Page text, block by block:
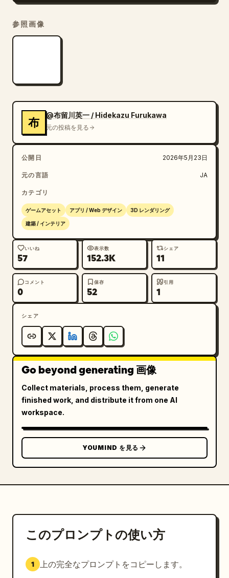
参照画像
布
@布留川英一 / Hidekazu Furukawa
元の投稿を見る
公開日 2026年5月23日
元の言語 JA
カテゴリ
ゲームアセット アプリ / Web デザイン 3D レンダリング
建築 / インテリア
いいね
57
表示数
152.3K
シェア
11
コメント
0
保存
52
引用
1
シェア
Go beyond generating 画像
Collect materials, process them, generate
finished work, and distribute it from one AI
workspace.
YOUMIND を見る
このプロンプトの使い方
1 上の完全なプロンプトをコピーします。